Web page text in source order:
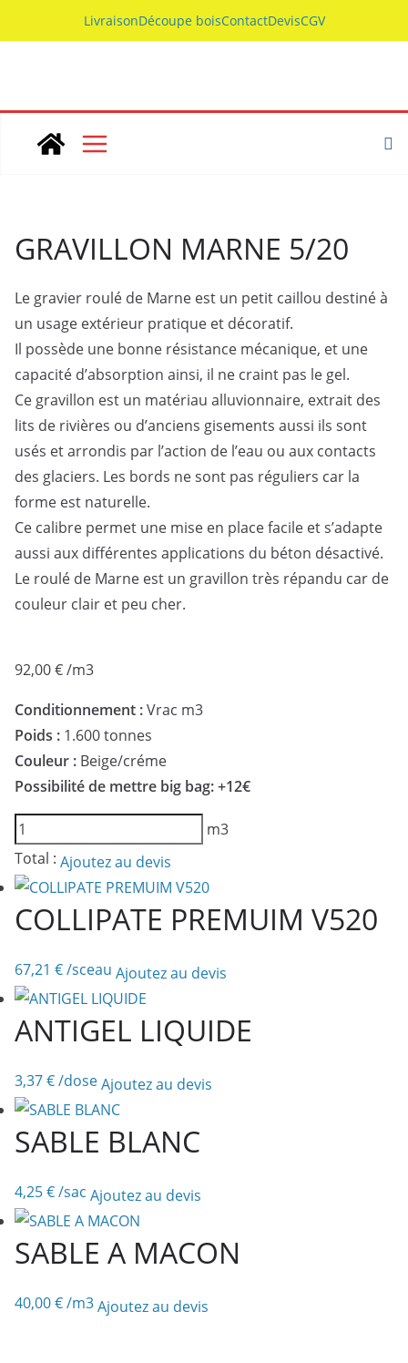
to
LivraisonDécoupe boisContactDevisCGV
GRAVILLON MARNE 5/20
Le gravier roulé de Marne est un petit caillou destiné à
un usage extérieur pratique et décoratif.
Il possède une bonne résistance mécanique, et une
capacité d’absorption ainsi, il ne craint pas le gel.
Ce gravillon est un matériau alluvionnaire, extrait des
lits de rivières ou d’anciens gisements aussi ils sont
usés et arrondis par l’action de l’eau ou aux contacts
des glaciers. Les bords ne sont pas réguliers car la
forme est naturelle.
Ce calibre permet une mise en place facile et s’adapte
aussi aux différentes applications du béton désactivé.
Le roulé de Marne est un gravillon très répandu car de
couleur clair et peu cher.
92,00€/m3
Conditionnement :Vrac m3
Poids : 1.600 tonnes
Couleur : Beige/créme
Possibilité de mettre big bag: +12€
quantité
de
GRAVILLON
5/20
m3
Total : Ajoutez au devis
COLLIPATE PREMUIM V520
67,21 €/sceau Ajoutez au devis
ANTIGEL LIQUIDE
3,37€/doseAjoutez au devis
SABLE BLANC
4,25€/sac Ajoutez au devis
SABLE A MACON
40,00€/m3Ajoutez au devis